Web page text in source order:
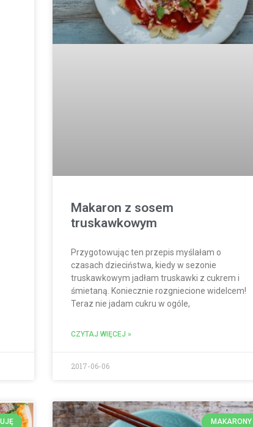
Makaron z sosem
truskawkowym
Przygotowując ten przepis myślałam o
czasach dzieciństwa, kiedy w sezonie
truskawkowym jadłam truskawki z cukrem i
śmietaną. Koniecznie rozgniecione widelcem!
Teraz nie jadam cukru w ogóle,
CZYTAJ WIĘCEJ »
2017-06-06
MAKARONY